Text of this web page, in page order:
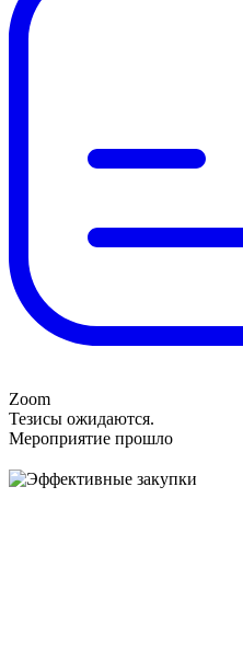
Zoom
Тезисы ожидаются.
Мероприятие прошло